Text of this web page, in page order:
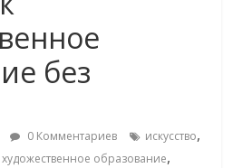
без
0 Комментариев искусство,
художественное образование,